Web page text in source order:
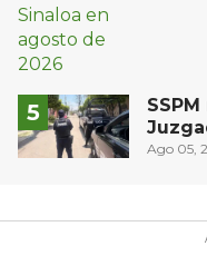
San
Ago 05,